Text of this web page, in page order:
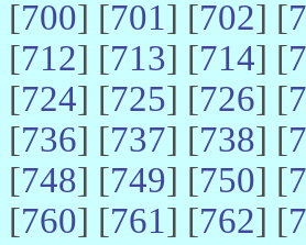
[700] [701] [702] [
[712] [713] [714] [
[724] [725] [726] [
[736] [737] [738] [
[748] [749] [750] [
[760] [761] [762] [